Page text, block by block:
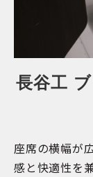
長谷工
座席の横幅が
感と快適性を